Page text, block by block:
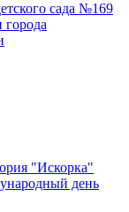
сада №169
"Искорка"
день